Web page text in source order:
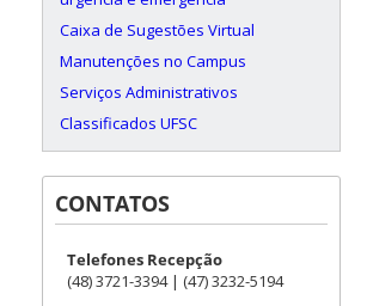
Caixa de Sugestões Virtual
Manutenções no Campus
Serviços Administrativos
Classificados UFSC
CONTATOS
Telefones Recepção
(48) 3721-3394 | (47) 3232-5194